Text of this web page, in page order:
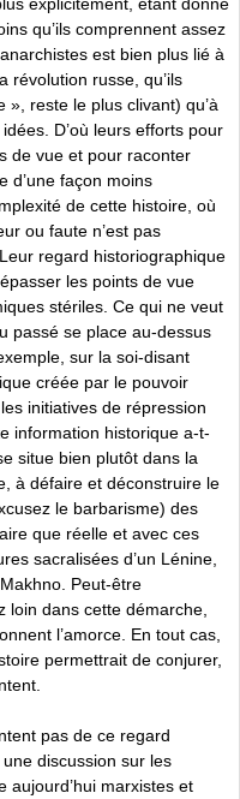
qu’ils comprennent assez
est bien plus lié à
révolution russe, qu’ils
reste le plus clivant) qu’à
D’où leurs efforts pour
de vue et pour raconter
d’une façon moins
de cette histoire, où
ou faute n’est pas
regard historiographique
les points de vue
stériles. Ce qui ne veut
passé se place au-dessus
sur la soi-disant
créée par le pouvoir
initiatives de répression
information historique a-t-
situe bien plutôt dans la
à défaire et déconstruire le
le barbarisme) des
que réelle et avec ces
sacralisées d’un Lénine,
Peut-être
loin dans cette démarche,
l’amorce. En tout cas,
permettrait de conjurer,
pas de ce regard
discussion sur les
aujourd’hui marxistes et